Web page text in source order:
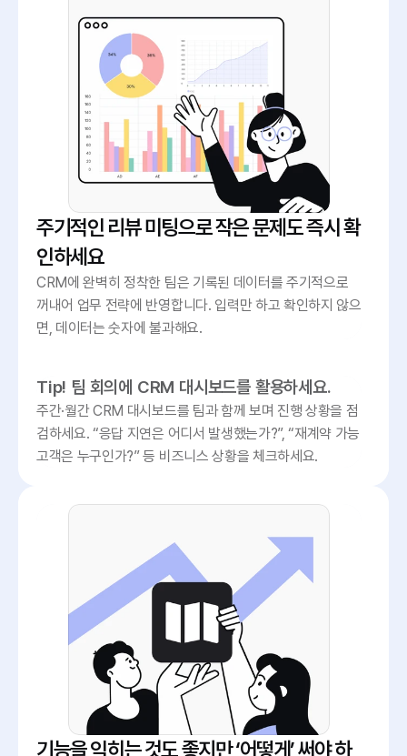
주기적인 리뷰 미팅으로 작은 문제도 즉시 확
인하세요
CRM에 완벽히 정착한 팀은 기록된 데이터를 주기적으로
꺼내어 업무 전략에 반영합니다. 입력만 하고 확인하지 않으
면, 데이터는 숫자에 불과해요.
Tip! 팀 회의에 CRM 대시보드를 활용하세요.
주간·월간 CRM 대시보드를 팀과 함께 보며 진행 상황을 점
검하세요. “응답 지연은 어디서 발생했는가?”, “재계약 가능
고객은 누구인가?” 등 비즈니스 상황을 체크하세요.
기능을 익히는 것도 좋지만 ‘어떻게’ 써야 하